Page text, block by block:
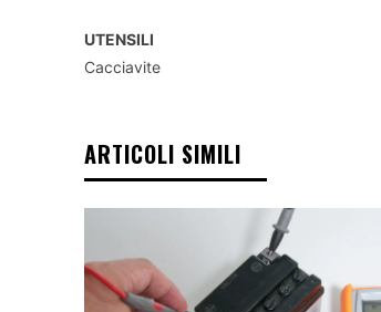
UTENSILI
Cacciavite
ARTICOLI SIMILI